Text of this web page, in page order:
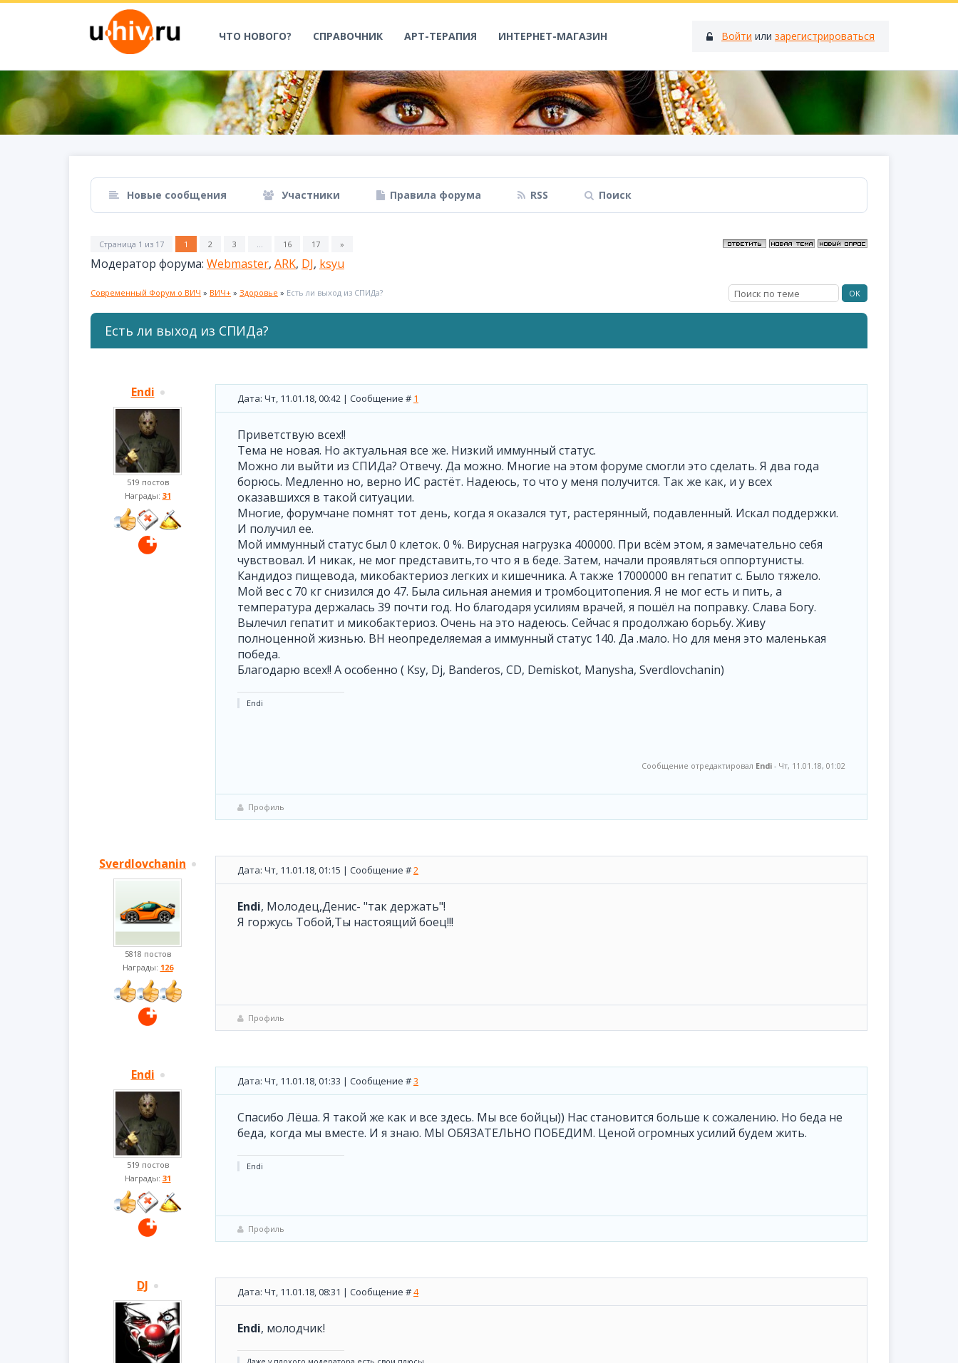
Войти или зарегистрироваться
ЧТО НОВОГО? СПРАВОЧНИК АРТ-ТЕРАПИЯ ИНТЕРНЕТ-МАГАЗИН
Новые сообщения Участники Правила форума RSS Поиск
Страница 1 из 17 1 2 3 … 16 17 »
Модератор форума: Webmaster, ARK, DJ, ksyu
Современный Форум о ВИЧ » ВИЧ+ » Здоровье » Есть ли выход из СПИДа?
Есть ли выход из СПИДа?
Endi
519 постов
Награды: 31
Дата: Чт, 11.01.18, 00:42 | Сообщение # 1
Приветствую всех!!
Тема не новая. Но актуальная все же. Низкий иммунный статус.
Можно ли выйти из СПИДа? Отвечу. Да можно. Многие на этом форуме смогли это сделать. Я два года
борюсь. Медленно но, верно ИС растёт. Надеюсь, то что у меня получится. Так же как, и у всех
оказавшихся в такой ситуации.
Многие, форумчане помнят тот день, когда я оказался тут, растерянный, подавленный. Искал поддержки.
И получил ее.
Мой иммунный статус был 0 клеток. 0 %. Вирусная нагрузка 400000. При всём этом, я замечательно себя
чувствовал. И никак, не мог представить,то что я в беде. Затем, начали проявляться оппортунисты.
Кандидоз пищевода, микобактериоз легких и кишечника. А также 17000000 вн гепатит с. Было тяжело.
Мой вес с 70 кг снизился до 47. Была сильная анемия и тромбоцитопения. Я не мог есть и пить, а
температура держалась 39 почти год. Но благодаря усилиям врачей, я пошёл на поправку. Слава Богу.
Вылечил гепатит и микобактериоз. Очень на это надеюсь. Сейчас я продолжаю борьбу. Живу
полноценной жизнью. ВН неопределяемая а иммунный статус 140. Да .мало. Но для меня это маленькая
победа.
Благодарю всех!! А особенно ( Ksy, Dj, Banderos, CD, Demiskot, Manysha, Sverdlovchanin)
Endi
Сообщение отредактировал Endi - Чт, 11.01.18, 01:02
Профиль
Sverdlovchanin
5818 постов
Награды: 126
Дата: Чт, 11.01.18, 01:15 | Сообщение #2
Endi, Молодец,Денис- "так держать"!
Я горжусь Тобой,Ты настоящий боец!!!
Профиль
Endi
519 постов
Награды: 31
Дата: Чт, 11.01.18, 01:33 | Сообщение #3
Спасибо Лёша. Я такой же как и все здесь. Мы все бойцы)) Нас становится больше к сожалению. Но беда не
беда, когда мы вместе. И я знаю. МЫ ОБЯЗАТЕЛЬНО ПОБЕДИМ. Ценой огромных усилий будем жить.
Endi
Профиль
DJ Дата: Чт, 11.01.18, 08:31 | Сообщение #4
Endi, молодчик!